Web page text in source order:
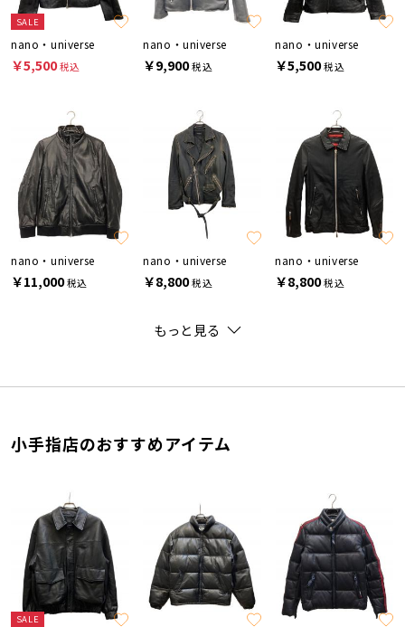
SALE
nano・universe
￥5,500税込
nano・universe
￥9,900税込
nano・universe
￥5,500税込
nano・universe
￥11,000税込
nano・universe
￥8,800税込
nano・universe
￥8,800税込
もっと見る
小手指店のおすすめアイテム
SALE